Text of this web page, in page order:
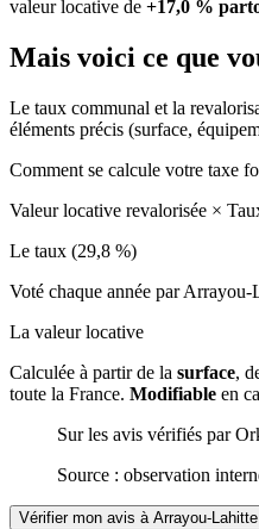
valeur locative de +17,0 %
Mais voici ce que
Le taux communal et la
éléments précis (surface,
Comment se calcule votre taxe
Valeur locative revalorisée ×
Le taux (29,8 %)
Voté chaque année par
La valeur locative
Calculée à partir de la surface,
toute la France. Modifiable en
Sur les avis vérifiés par
Source : observation
Vérifier mon avis à Arrayou-Lahitte